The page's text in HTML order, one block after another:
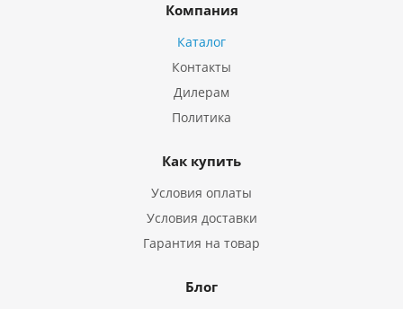
Компания
Каталог
Контакты
Дилерам
Политика
Как купить
Условия оплаты
Условия доставки
Гарантия на товар
Блог